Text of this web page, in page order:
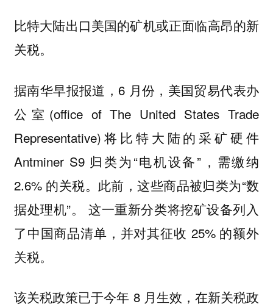
比特大陆出口美国的矿机或正面临高昂的新
关税。
据南华早报报道，6 月份，美国贸易代表办
公室(office of The United States Trade
Representative)将比特大陆的采矿硬件
Antminer S9 归类为“电机设备”，需缴纳
2.6% 的关税。此前，这些商品被归类为“数
据处理机”。 这一重新分类将挖矿设备列入
了中国商品清单，并对其征收 25% 的额外
关税。
该关税政策已于今年 8 月生效，在新关税政